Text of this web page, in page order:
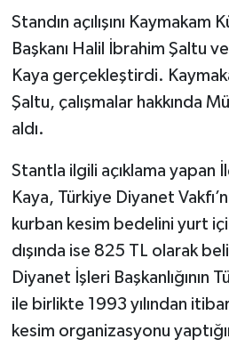
Standın açılışını
Başkanı Halil İbrahim Şaltu
Kaya gerçekleştirdi.
Şaltu, çalışmalar hakkında
aldı.
Stantla ilgili açıklama yapan
Kaya, Türkiye Diyanet
kurban kesim bedelini yurt
dışında ise 825 TL olarak
Diyanet İşleri Başkanlığının
ile birlikte 1993 yılından
kesim organizasyonu